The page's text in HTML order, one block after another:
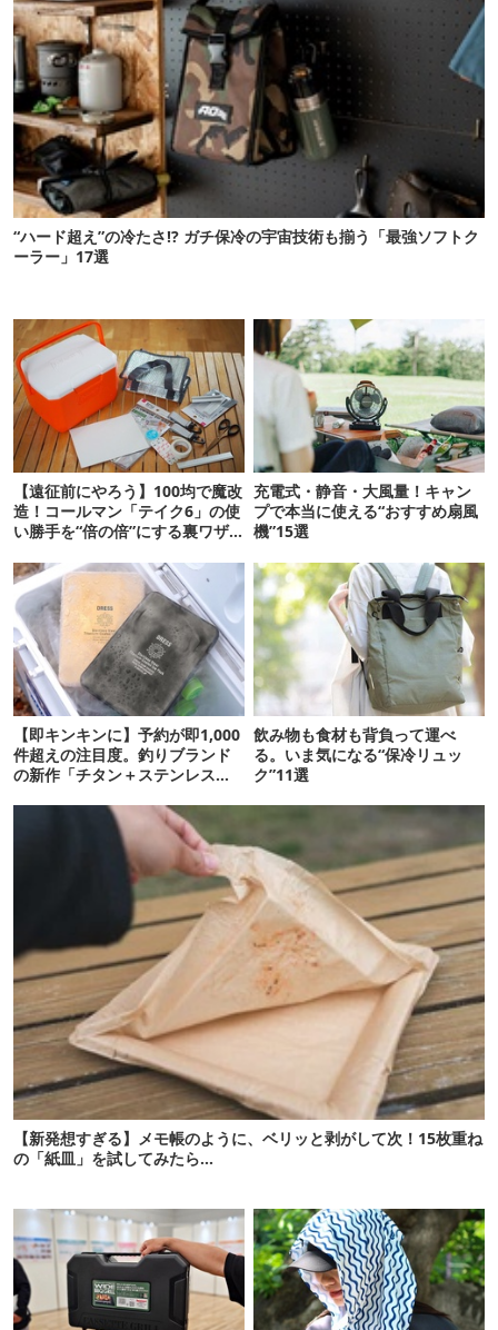
“ハード超え”の冷たさ!? ガチ保冷の宇宙技術も揃う「最強ソフトク
ーラー」17選
【遠征前にやろう】100均で魔改
造！コールマン「テイク6」の使
い勝手を“倍の倍”にする裏ワザ6
充電式・静音・大風量！キャン
プで本当に使える“おすすめ扇風
機”15選
【即キンキンに】予約が即1,000
件超えの注目度。釣りブランド
の新作「チタン＋ステンレスの
飲み物も食材も背負って運べ
る。いま気になる“保冷リュッ
ク”11選
【新発想すぎる】メモ帳のように、ベリッと剥がして次！15枚重ね
の「紙皿」を試してみたら…